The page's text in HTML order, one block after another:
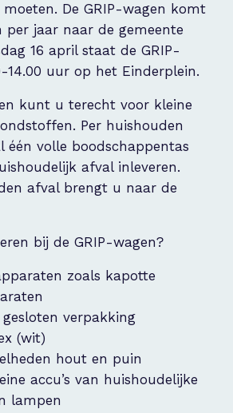
De GRIP-wagen komt
per jaar naar de gemeente
16 april staat de GRIP-
14.00 uur op het Einderplein.
kunt u terecht voor kleine
Per huishouden
één volle boodschappentas
afval inleveren.
afval brengt u naar de
bij de GRIP-wagen?
zoals kapotte
verpakking
(wit)
hout en puin
accu’s van huishoudelijke
lampen